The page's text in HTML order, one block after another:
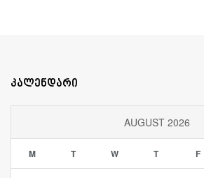
კალენდარი
AUGUST 2026
M T W T F